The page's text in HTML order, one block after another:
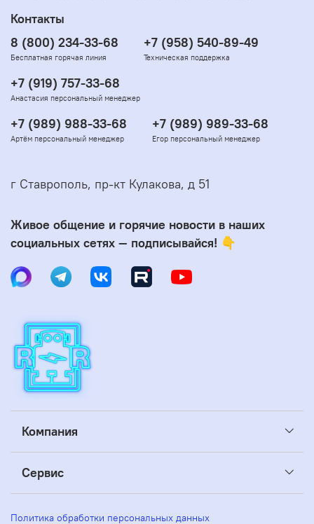
Компания
Сервис
Контакты
8 (800) 234-33-68
Бесплатная горячая линия
+7 (958) 540-89-49
Техническая поддержка
+7 (919) 757-33-68
Анастасия персональный менеджер
+7 (989) 988-33-68
Артём персональный менеджер
+7 (989) 989-33-68
Егор персональный менеджер
г Ставрополь, пр-кт Кулакова, д 51
Живое общение и горячие новости в наших
социальных сетях — подписывайся! 👇
Политика обработки персональных данных